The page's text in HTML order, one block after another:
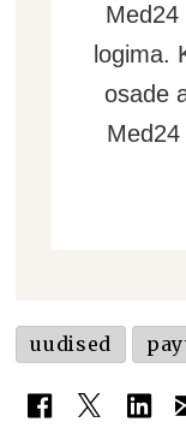
Med24
logima.
osade
uudised